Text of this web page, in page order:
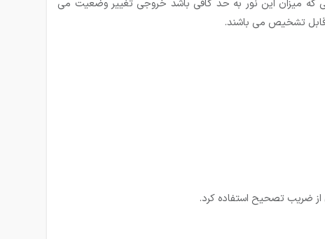
که میزان این نور به حد کافی باشد خروجی تغییر وضعیت می
قابل تشخیص می باشند.
ضریب تصحیح استفاده کرد.